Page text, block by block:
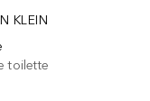
KLEIN
toilette